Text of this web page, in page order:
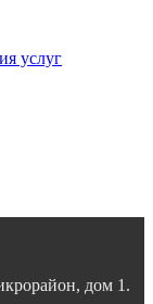
услуг
дом 1.